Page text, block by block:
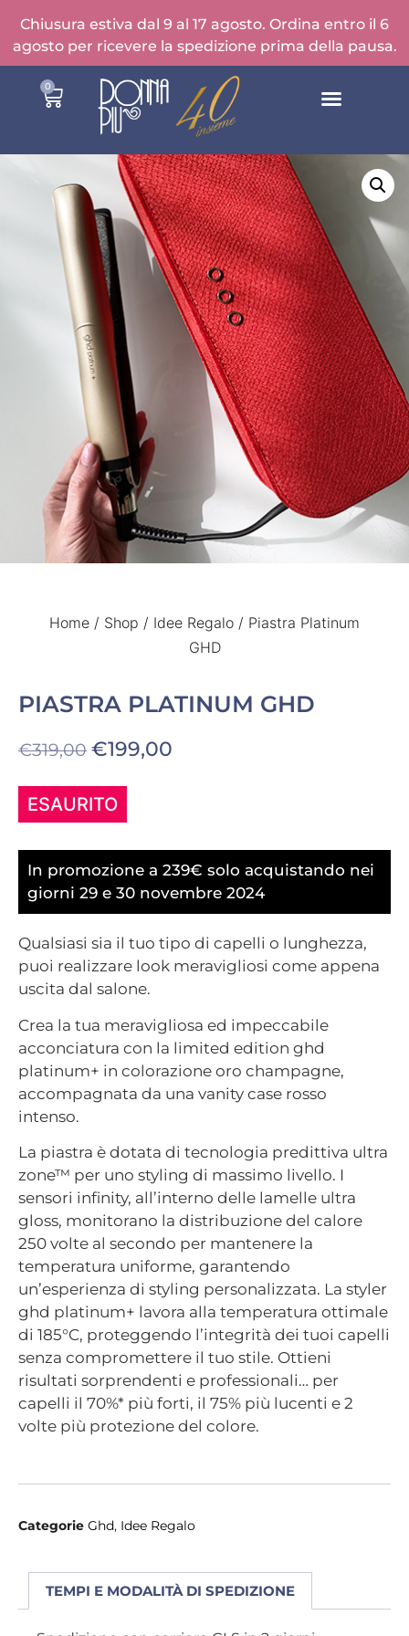
Chiusura estiva dal 9 al 17 agosto. Ordina entro il 6
agosto per ricevere la spedizione prima della pausa.
0
Home / Shop / Idee Regalo / Piastra Platinum
GHD
PIASTRA PLATINUM GHD
€319,00 €199,00
ESAURITO
In promozione a 239€ solo acquistando nei
giorni 29 e 30 novembre 2024
Qualsiasi sia il tuo tipo di capelli o lunghezza,
puoi realizzare look meravigliosi come appena
uscita dal salone.
Crea la tua meravigliosa ed impeccabile
acconciatura con la limited edition ghd
platinum+ in colorazione oro champagne,
accompagnata da una vanity case rosso
intenso.
La piastra è dotata di tecnologia predittiva ultra
zone™ per uno styling di massimo livello. I
sensori infinity, all’interno delle lamelle ultra
gloss, monitorano la distribuzione del calore
250 volte al secondo per mantenere la
temperatura uniforme, garantendo
un’esperienza di styling personalizzata. La styler
ghd platinum+ lavora alla temperatura ottimale
di 185°C, proteggendo l’integrità dei tuoi capelli
senza compromettere il tuo stile. Ottieni
risultati sorprendenti e professionali… per
capelli il 70%* più forti, il 75% più lucenti e 2
volte più protezione del colore.
Categorie Ghd, Idee Regalo
TEMPI E MODALITÀ DI SPEDIZIONE